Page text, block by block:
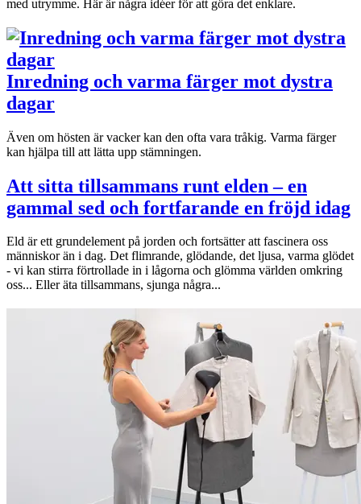
med utrymme. Här är några idéer för att göra det enklare.
Inredning och varma färger mot dystra
dagar
Även om hösten är vacker kan den ofta vara tråkig. Varma färger
kan hjälpa till att lätta upp stämningen.
Att sitta tillsammans runt elden – en
gammal sed och fortfarande en fröjd idag
Eld är ett grundelement på jorden och fortsätter att fascinera oss
människor än i dag. Det flimrande, glödande, det ljusa, varma glödet
- vi kan stirra förtrollade in i lågorna och glömma världen omkring
oss... Eller äta tillsammans, sjunga några...